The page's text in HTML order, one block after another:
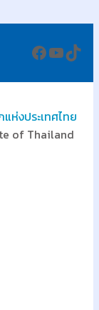
ห่งประเทศไทย
of Thailand